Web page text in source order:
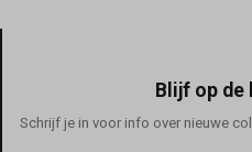
Blijf op de
Schrijf je in voor info over nieuwe